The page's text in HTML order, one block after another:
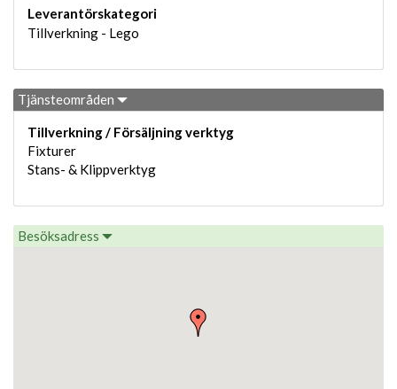
Leverantörskategori
Tillverkning - Lego
Tjänsteområden
Tillverkning / Försäljning verktyg
Fixturer
Stans- & Klippverktyg
Besöksadress